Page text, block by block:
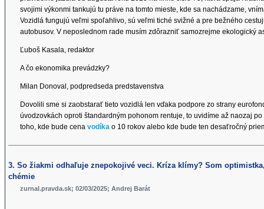
svojimi výkonmi tankujú tu práve na tomto mieste, kde sa nachádzame,
Vozidlá fungujú veľmi spoľahlivo, sú veľmi tiché svižné a pre bežného
autobusov. V neposlednom rade musím zdôrazniť samozrejme ekologický
Ľuboš Kasala, redaktor
A čo ekonomika prevádzky?
Milan Donoval, podpredseda predstavenstva
Dovolili sme si zaobstarať tieto vozidlá len vďaka podpore zo strany
úvodzovkách oproti štandardným pohonom rentuje, to uvidíme až naozaj
toho, kde bude cena vodíka o 10 rokov alebo kde bude ten desaťročný
3. So žiakmi odhaľuje znepokojivé veci. Kríza klímy? Som
chémie
zurnal.pravda.sk; 02/03/2025; Andrej Barát